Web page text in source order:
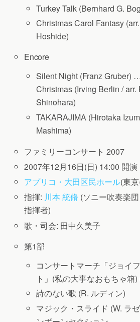
Turkey Talk (Bernhard G.
Christmas Carol Fantasy
Hoshide)
Encore
Silent Night (Franz Gruber)
Christmas (Irving Berlin / arr.
Shinohara)
TAKARAJIMA (Hirotaka
Mashima)
ファミリーコンサート 2007
2007年12月16日(日) 14:00 開演
アプリコ・大田区民ホール(東
指揮: 川本 統脩 (ソニー吹奏楽
指揮者)
歌・司会: 田中久美子
第1部
コンサートマーチ「ジョイ
ト」(私の大事なおもちゃ箱
詩のない歌 (R. ルディン)
マジック・スライド (W. ラ